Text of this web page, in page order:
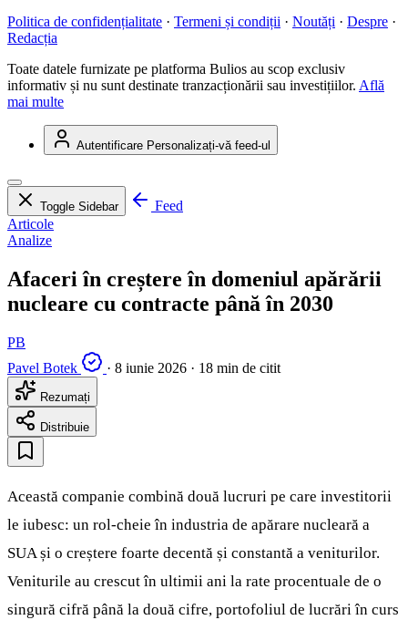
Politica de confidențialitate · Termeni și condiții · Noutăți · Despre ·
Redacția
Toate datele furnizate pe platforma Bulios au scop exclusiv
informativ și nu sunt destinate tranzacționării sau investițiilor. Află
mai multe
Autentificare Personalizați-vă feed-ul
Toggle Sidebar
Feed
Articole
Analize
Afaceri în creștere în domeniul apărării
nucleare cu contracte până în 2030
PB
Pavel Botek
· 8 iunie 2026 · 18 min de citit
Rezumați
Distribuie
Această companie combină două lucruri pe care investitorii
le iubesc: un rol-cheie în industria de apărare nucleară a
SUA și o creștere foarte decentă și constantă a veniturilor.
Veniturile au crescut în ultimii ani la rate procentuale de o
singură cifră până la două cifre, portofoliul de lucrări în curs